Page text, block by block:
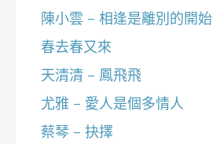
陳小雲 – 相逢是離別的開始
春去春又來
天清清 – 鳳飛飛
尤雅 – 愛人是個多情人
蔡琴 – 抉擇